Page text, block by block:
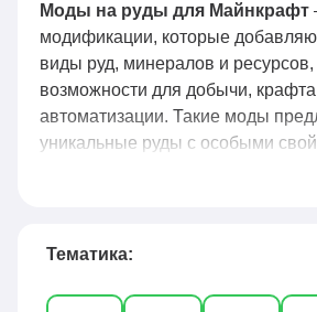
Моды на руды для Майнкрафт
модификации, которые
виды руд, минералов и
возможности для добычи,
автоматизации. Такие моды
уникальные руды с особыми
механизмов. Популярные
Rocketry, добавляют десятки
Тематика: